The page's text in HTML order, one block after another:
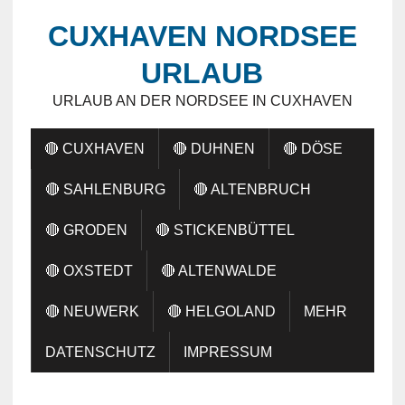
CUXHAVEN NORDSEE
URLAUB
URLAUB AN DER NORDSEE IN CUXHAVEN
🔴 CUXHAVEN 🔴 DUHNEN 🔴 DÖSE
🔴 SAHLENBURG 🔴 ALTENBRUCH
🔴 GRODEN 🔴 STICKENBÜTTEL
🔴 OXSTEDT 🔴 ALTENWALDE
🔴 NEUWERK 🔴 HELGOLAND MEHR
DATENSCHUTZ IMPRESSUM